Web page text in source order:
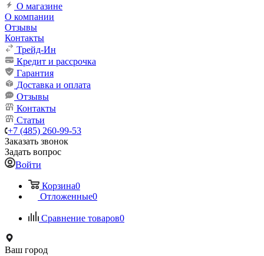
О магазине
О компании
Отзывы
Контакты
Трейд-Ин
Кредит и рассрочка
Гарантия
Доставка и оплата
Отзывы
Контакты
Статьи
+7 (485) 260-99-53
Заказать звонок
Задать вопрос
Войти
Корзина0
Отложенные0
Сравнение товаров0
Ваш город